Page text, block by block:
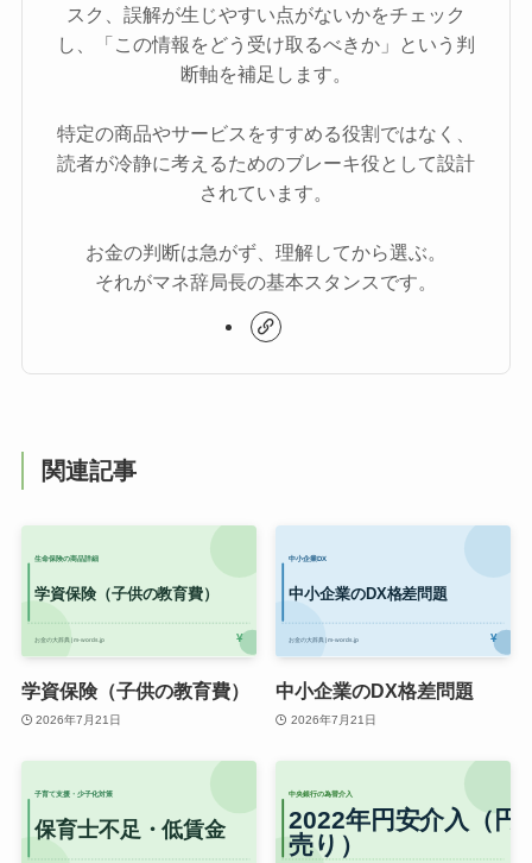
スク、誤解が生じやすい点がないかをチェック
し、「この情報をどう受け取るべきか」という判
断軸を補足します。
特定の商品やサービスをすすめる役割ではなく、
読者が冷静に考えるためのブレーキ役として設計
されています。
お金の判断は急がず、理解してから選ぶ。
それがマネ辞局長の基本スタンスです。
関連記事
学資保険（子供の教育費）
2026年7月21日
中小企業のDX格差問題
2026年7月21日